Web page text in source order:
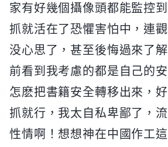
家有好幾個攝像頭都能監控
抓就活在了恐懼害怕中，連
没心思了，甚至後悔過來了
前看到我考慮的都是自己的
怎麽把書籍安全轉移出來，
抓就行，我太自私卑鄙了，
性情啊！想想神在中國作工